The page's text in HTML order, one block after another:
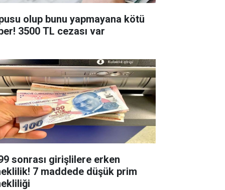
olup bunu yapmayana kötü
3500 TL cezası var
sonrası girişlilere erken
7 maddede düşük prim